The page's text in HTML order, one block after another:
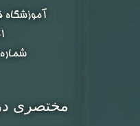
آموزشگاه
شماره
مختصری